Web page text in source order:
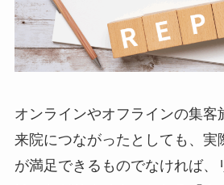
オンラインやオフラインの集客
来院につながったとしても、実
が満足できるものでなければ、